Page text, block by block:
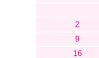
2
9
16